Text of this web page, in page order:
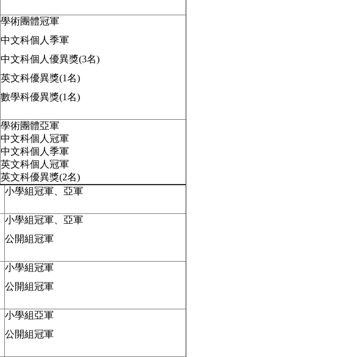
學術團體冠軍
中文科個人季軍
中文科個人優異獎(3名)
英文科優異獎(1名)
數學科優異獎(1名)
學術團體亞軍
中文科個人冠軍
中文科個人季軍
英文科個人冠軍
英文科優異獎(2名)
小學組冠軍、亞軍
小學組冠軍、亞軍
公開組冠軍
小學組冠軍
公開組冠軍
小學組亞軍
公開組冠軍